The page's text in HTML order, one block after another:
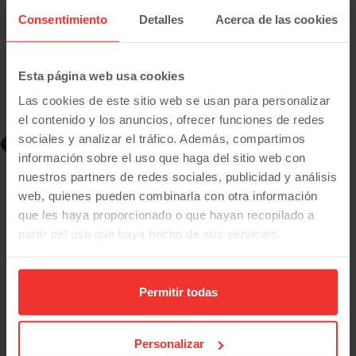
Consentimiento Detalles Acerca de las cookies
Esta página web usa cookies
Las cookies de este sitio web se usan para personalizar
el contenido y los anuncios, ofrecer funciones de redes
sociales y analizar el tráfico. Además, compartimos
información sobre el uso que haga del sitio web con
nuestros partners de redes sociales, publicidad y análisis
web, quienes pueden combinarla con otra información
que les haya proporcionado o que hayan recopilado a
partir del uso que haya hecho de sus servicios.
Permitir todas
Personalizar
Plan Pive
desde €/mes
-4.000€